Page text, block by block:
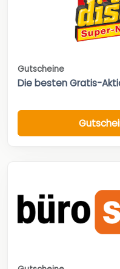
Gutscheine
Die besten Gratis-